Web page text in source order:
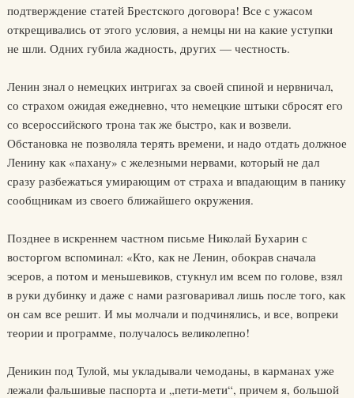
подтверждение статей Брестского договора! Все с ужасом
открещивались от этого условия, а немцы ни на какие уступки
не шли. Одних губила жадность, других — честность.
Ленин знал о немецких интригах за своей спиной и нервничал,
со страхом ожидая ежедневно, что немецкие штыки сбросят его
со всероссийского трона так же быстро, как и возвели.
Обстановка не позволяла терять времени, и надо отдать должное
Ленину как «пахану» с железными нервами, который не дал
сразу разбежаться умирающим от страха и впадающим в панику
сообщникам из своего ближайшего окружения.
Позднее в искреннем частном письме Николай Бухарин с
восторгом вспоминал: «Кто, как не Ленин, обокрав сначала
эсеров, а потом и меньшевиков, стукнул им всем по голове, взял
в руки дубинку и даже с нами разговаривал лишь после того, как
он сам все решит. И мы молчали и подчинялись, и все, вопреки
теории и программе, получалось великолепно!
Деникин под Тулой, мы укладывали чемоданы, в карманах уже
лежали фальшивые паспорта и „пети-мети“, причем я, большой